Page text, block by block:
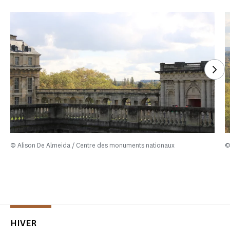
© Alison De Almeida / Centre des monuments nationaux
HIVER